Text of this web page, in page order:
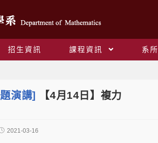
招生資訊 課程資訊 系
演講] 【4月14日】複力
2021-03-16